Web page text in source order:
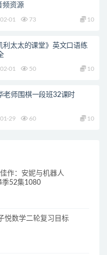
频资源
01 73 10
利太太的课堂》英文口语练
01 50 10
老师围棋一段班32课时
29 60 10
作：安妮与机器人
季52集1080
悦数学二轮复习目标